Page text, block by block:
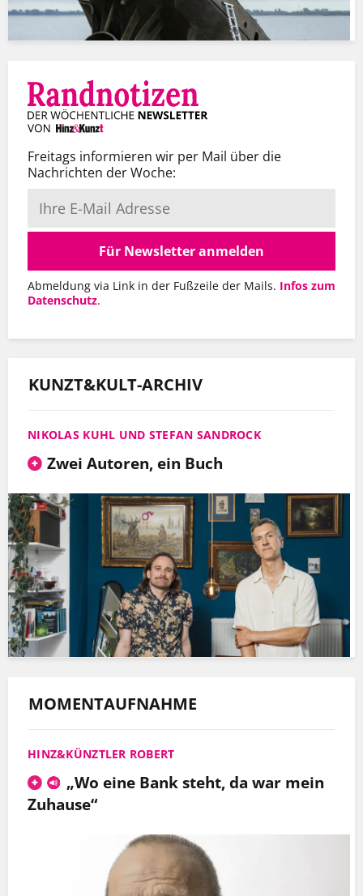
Freitags informieren wir per Mail über die
Nachrichten der Woche:
Für Newsletter anmelden
Abmeldung via Link in der Fußzeile der Mails. Infos zum
Datenschutz.
KUNZT&KULT-ARCHIV
NIKOLAS KUHL UND STEFAN SANDROCK
Zwei Autoren, ein Buch
MOMENTAUFNAHME
HINZ&KÜNZTLER ROBERT
„Wo eine Bank steht, da war mein
Zuhause“